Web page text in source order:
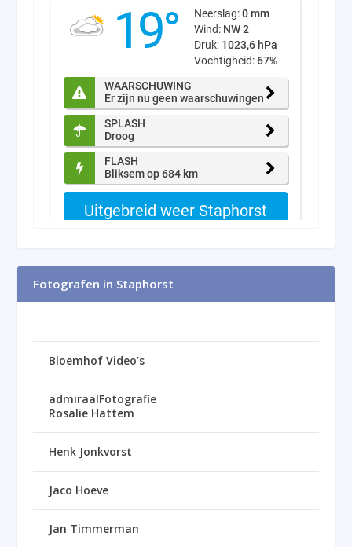
Fotografen in Staphorst
Bloemhof Video’s
admiraalFotografie
Rosalie Hattem
Henk Jonkvorst
Jaco Hoeve
Jan Timmerman